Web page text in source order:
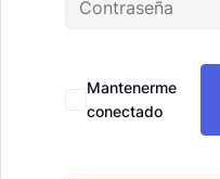
Mantenerme
conectado